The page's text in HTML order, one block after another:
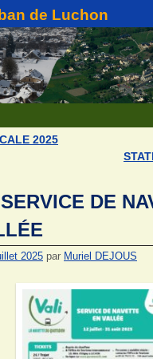
de Luchon
des articles
2025
DE
2025 par Muriel DEJOUS